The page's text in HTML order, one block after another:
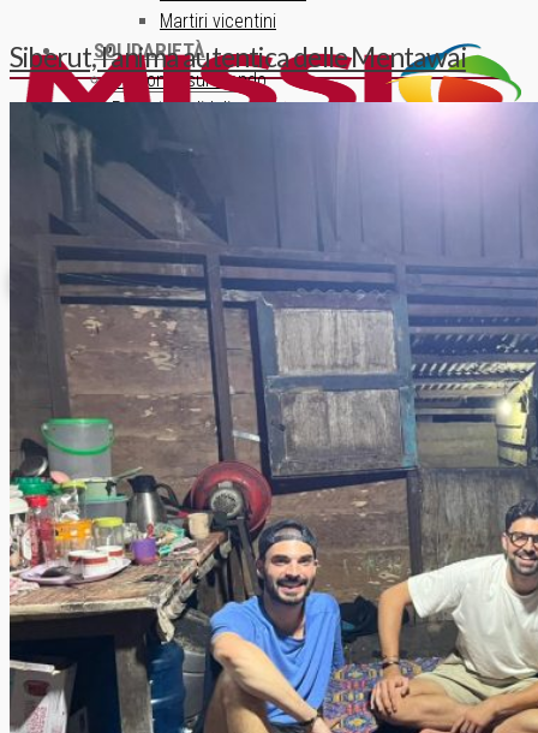
Martiri vicentini
SOLIDARIETÀ
Un ponte sul mondo
Progetti solidali
INFORMAZIONE
Archivio News
Lunedì della Missione
Archivio Audio
Archivio Chiesa Viva
Link CMD
CONTATTI
ISCRIZIONE NEWSLETTER
Siberut, l’anima autentica delle Mentawai